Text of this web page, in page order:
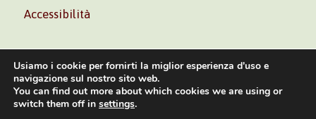
Accessibilità
Volontè & Co. Srl – P.I. 06181480960 –info@volonte-
Usiamo i cookie per fornirti la miglior esperienza d'uso e
navigazione sul nostro sito web.
You can find out more about which cookies we are using or
switch them off in settings.